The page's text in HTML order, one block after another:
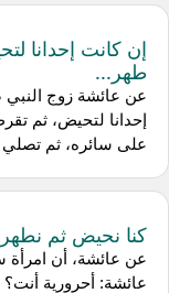
إن كانت إحدانا
طهر...
عن عائشة زوج النبي
إحدانا لتحيض، ثم
على سائره، ثم تصلي
كنا نحيض ثم نطهر
عن عائشة، أن امرأة
عائشة: أحرورية